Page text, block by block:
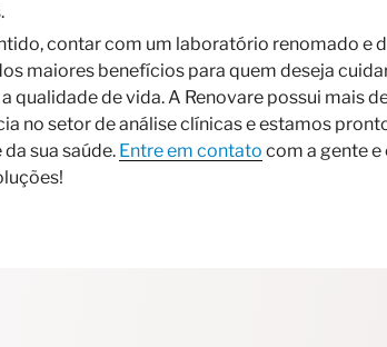
contar com um laboratório renomado e
maiores benefícios para quem deseja
qualidade de vida. A Renovare possui mais
no setor de análise clínicas e estamos
sua saúde. Entre em contato com a gente e